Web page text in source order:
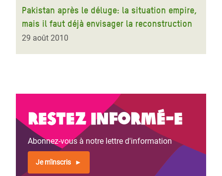
Pakistan après le déluge: la situation empire,
mais il faut déjà envisager la reconstruction
29 août 2010
Restez informé-e
Abonnez-vous à notre lettre d'information
Je m'inscris